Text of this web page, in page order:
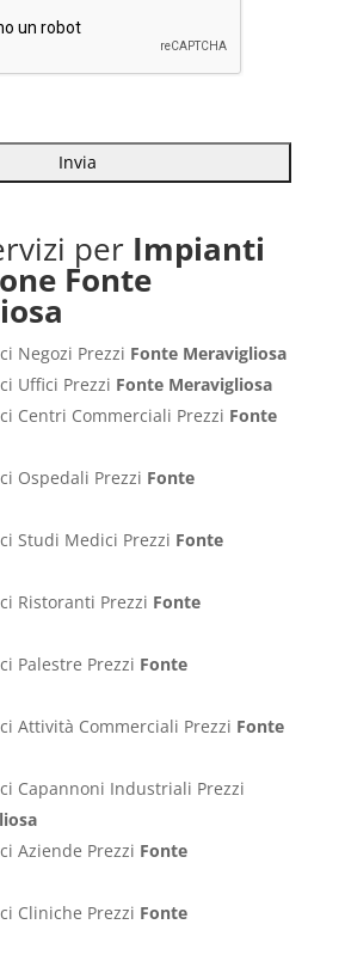
per Impianti
Fonte
Negozi Prezzi Fonte Meravigliosa
Uffici Prezzi Fonte Meravigliosa
Centri Commerciali Prezzi Fonte
Ospedali Prezzi Fonte
Studi Medici Prezzi Fonte
Ristoranti Prezzi Fonte
Palestre Prezzi Fonte
Attività Commerciali Prezzi Fonte
Capannoni Industriali Prezzi
Aziende Prezzi Fonte
Cliniche Prezzi Fonte